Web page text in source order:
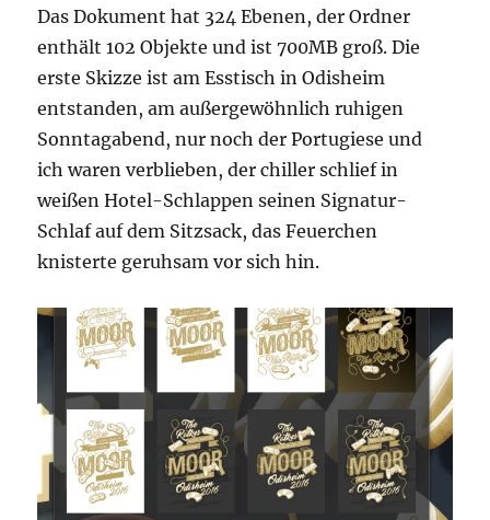
Das Dokument hat 324 Ebenen, der Ordner
enthält 102 Objekte und ist 700MB groß. Die
erste Skizze ist am Esstisch in Odisheim
entstanden, am außergewöhnlich ruhigen
Sonntagabend, nur noch der Portugiese und
ich waren verblieben, der chiller schlief in
weißen Hotel-Schlappen seinen Signatur-
Schlaf auf dem Sitzsack, das Feuerchen
knisterte geruhsam vor sich hin.